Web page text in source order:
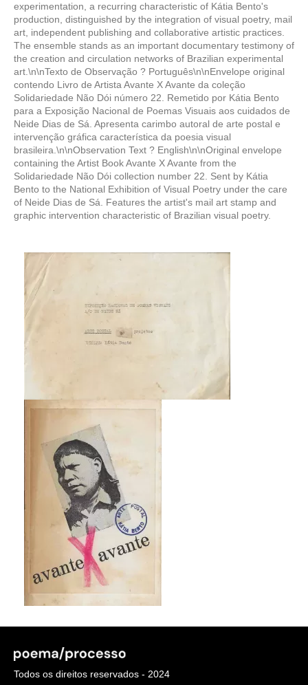
experimentation, a recurring characteristic of Kátia Bento's
production, distinguished by the integration of visual poetry, mail
art, independent publishing and collaborative artistic practices.
The ensemble stands as an important documentary testimony of
the creation and circulation networks of Brazilian experimental
art.\n\nTexto de Observação ? Português\n\nEnvelope original
contendo Livro de Artista Avante X Avante da coleção
Solidariedade Não Dói número 22. Remetido por Kátia Bento
para a Exposição Nacional de Poemas Visuais aos cuidados de
Neide Dias de Sá. Apresenta carimbo autoral de arte postal e
intervenção gráfica característica da poesia visual
brasileira.\n\nObservation Text ? English\n\nOriginal envelope
containing the Artist Book Avante X Avante from the
Solidariedade Não Dói collection number 22. Sent by Kátia
Bento to the National Exhibition of Visual Poetry under the care
of Neide Dias de Sá. Features the artist's mail art stamp and
graphic intervention characteristic of Brazilian visual poetry.
Todos os direitos reservados - 2024